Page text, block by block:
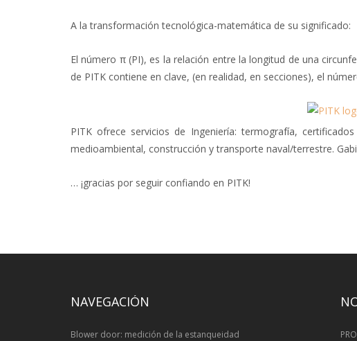
A la transformación tecnológica-matemática de su significado:
El número π (PI), es la relación entre la longitud de una
de PITK contiene en clave, (en realidad, en secciones), el
PITK ofrece servicios de Ingeniería: termografía,
medioambiental, construcción y transporte naval/terrestre.
… ¡gracias por seguir confiando en PITK!
NAVEGACIÓN
Blower door: medición de la estanqueidad